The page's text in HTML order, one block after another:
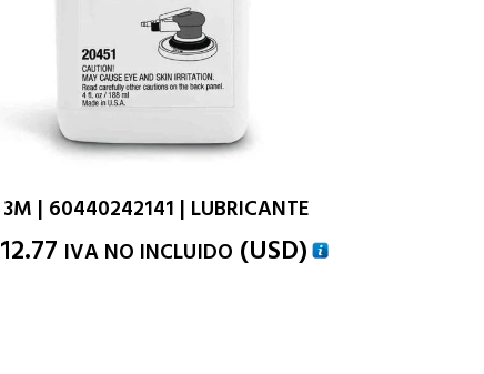
3M | 60440242141 | LUBRICANTE
12.77 IVA NO INCLUIDO (USD)